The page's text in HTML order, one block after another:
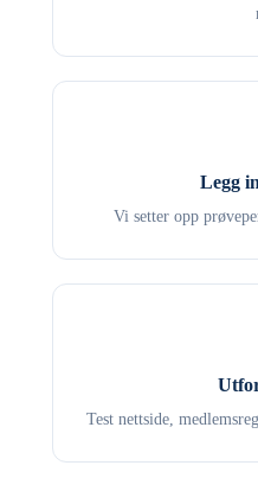
Legg
Vi setter opp
Test nettside,